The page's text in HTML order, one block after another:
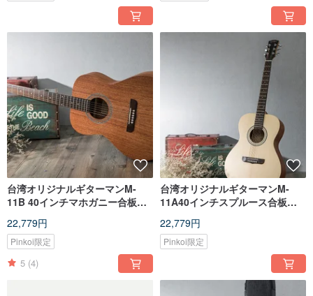
台湾オリジナルギターマンM-
11B 40インチマホガニー合板ハ
ター
22,779円
Pinkoi限定
5 (4)
台湾オリジナルギターマンM-
11A40インチスプルース合板手
22,779円
Pinkoi限定